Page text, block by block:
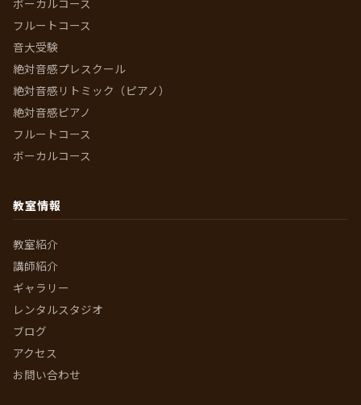
ボーカルコース
フルートコース
音大受験
絶対音感プレスクール
絶対音感リトミック（ピアノ）
絶対音感ピアノ
フルートコース
ボーカルコース
教室情報
教室紹介
講師紹介
ギャラリー
レンタルスタジオ
ブログ
アクセス
お問い合わせ